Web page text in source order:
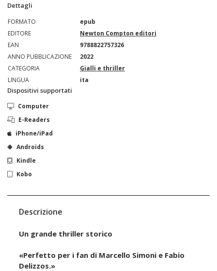
Dettagli
FORMATO
epub
EDITORE
Newton Compton editori
EAN
9788822757326
ANNO PUBBLICAZIONE
2022
CATEGORIA
Gialli e thriller
LINGUA
ita
Dispositivi supportati
Computer
E-Readers
iPhone/iPad
Androids
Kindle
Kobo
Descrizione
Un grande thriller storico
«Perfetto per i fan di Marcello Simoni e Fabio
Delizzos.»